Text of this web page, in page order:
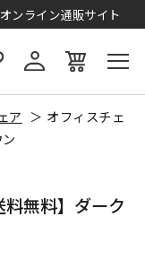
ンライン通販サイト
ア
オフィスチェ
無料】ダーク